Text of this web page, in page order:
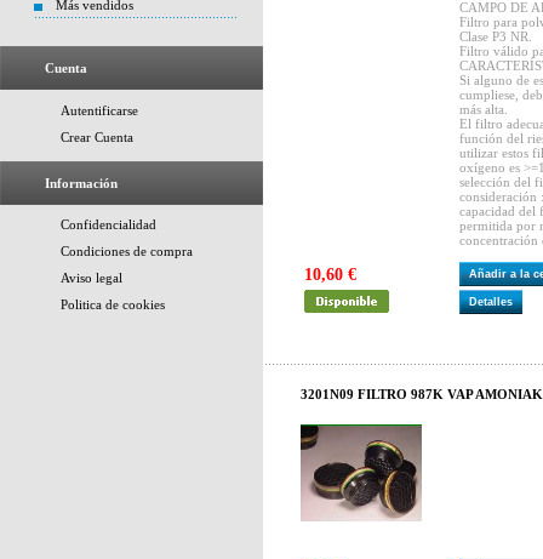
Más vendidos
Cuenta
Autentificarse
Crear Cuenta
Información
Confidencialidad
Condiciones de compra
Aviso legal
Politica de cookies
CAMPO DE
Filtro para
Clase P3 NR.
Filtro válido
Si alguno de
cumpliese,
más alta.
El filtro
función del
utilizar estos
oxígeno es
selección del
consideración
capacidad del
permitida por
concentración
10,60 € Añadir a la
Detalles
3201N09 FILTRO 987K VAP